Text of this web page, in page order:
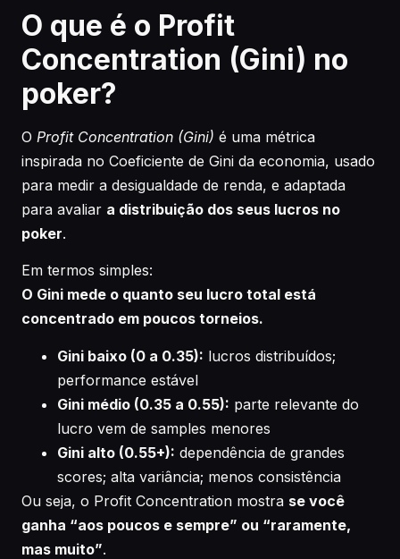
O que é o Profit
Concentration (Gini) no
poker?
O Profit Concentration (Gini) é uma métrica
inspirada no Coeficiente de Gini da economia, usado
para medir a desigualdade de renda, e adaptada
para avaliar a distribuição dos seus lucros no
poker.
Em termos simples:
O Gini mede o quanto seu lucro total está
concentrado em poucos torneios.
Gini baixo (0 a 0.35): lucros distribuídos;
performance estável
Gini médio (0.35 a 0.55): parte relevante do
lucro vem de samples menores
Gini alto (0.55+): dependência de grandes
scores; alta variância; menos consistência
Ou seja, o Profit Concentration mostra se você
ganha “aos poucos e sempre” ou “raramente,
mas muito”.